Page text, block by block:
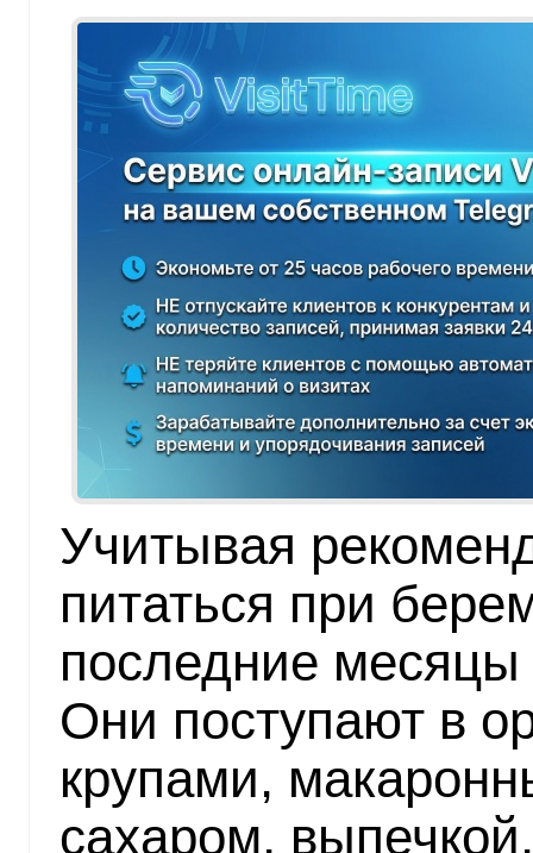
Учитывая
питаться при
последние месяцы
Они поступают в
крупами,
сахаром,